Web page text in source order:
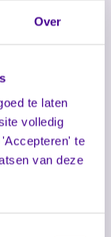
Over
te laten
volledig
te
van deze